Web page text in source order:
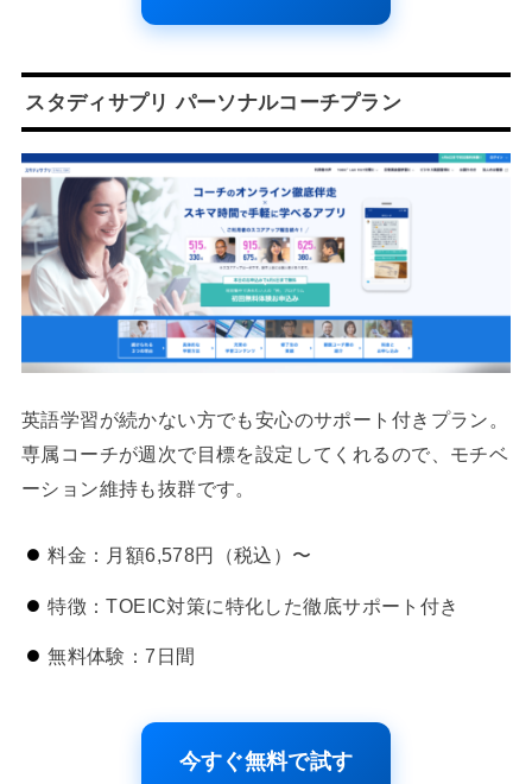
スタディサプリ パーソナルコーチプラン
英語学習が続かない方でも安心のサポート付きプラン。
専属コーチが週次で目標を設定してくれるので、モチベ
ーション維持も抜群です。
料金：月額6,578円（税込）〜
特徴：TOEIC対策に特化した徹底サポート付き
無料体験：7日間
今すぐ無料で試す